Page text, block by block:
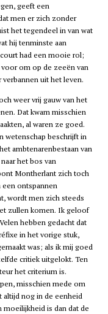
geeft een
men er zich zonder
het tegendeel in van wat
hij tenminste aan
had een mooie rol;
om op de zeeën van
uit het leven.
weer vrij gauw van het
Dat kwam misschien
al waren ze goed.
wetenschap beschrijft in
ambtenarenbestaan van
het bos van
Montherlant zich toch
ontspannen
wordt men zich steeds
zullen komen. Ik geloof
hebben gedacht dat
in het vorige stuk,
was; als ik mij goed
critiek uitgelokt. Ten
het criterium is.
misschien mede om
altijd nog in de eenheid
is dan dat de